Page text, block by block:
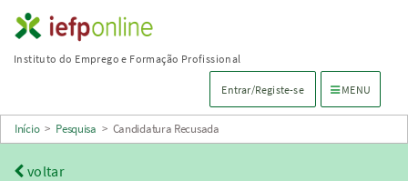
Saltar
para
principal
Instituto do Emprego e Formação Profissional
Entrar/Registe-se Menu de
MENU
Início > Pesquisa > Candidatura Recusada
voltar